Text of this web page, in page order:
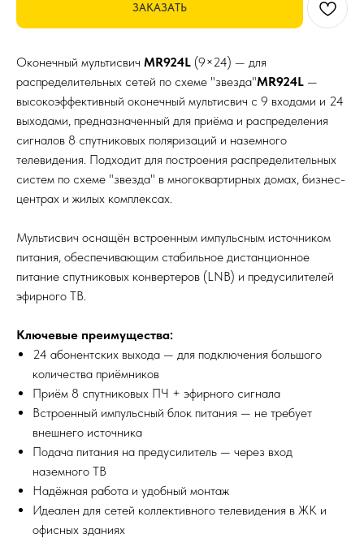
ЗАКАЗАТЬ
Оконечный мультисвич MR924L (9×24) — для
распределительных сетей по схеме "звезда"MR924L —
высокоэффективный оконечный мультисвич с 9 входами и 24
выходами, предназначенный для приёма и распределения
сигналов 8 спутниковых поляризаций и наземного
телевидения. Подходит для построения распределительных
систем по схеме "звезда" в многоквартирных домах, бизнес-
центрах и жилых комплексах.
Мультисвич оснащён встроенным импульсным источником
питания, обеспечивающим стабильное дистанционное
питание спутниковых конвертеров (LNB) и предусилителей
эфирного ТВ.
Ключевые преимущества:
24 абонентских выхода — для подключения большого
количества приёмников
Приём 8 спутниковых ПЧ + эфирного сигнала
Встроенный импульсный блок питания — не требует
внешнего источника
Подача питания на предусилитель — через вход
наземного ТВ
Надёжная работа и удобный монтаж
Идеален для сетей коллективного телевидения в ЖК и
офисных зданиях